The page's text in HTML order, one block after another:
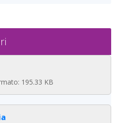
195.33 KB